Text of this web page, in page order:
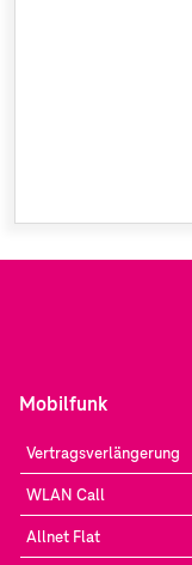
Mobilfunk
Vertragsverlängerung
WLAN Call
Allnet Flat